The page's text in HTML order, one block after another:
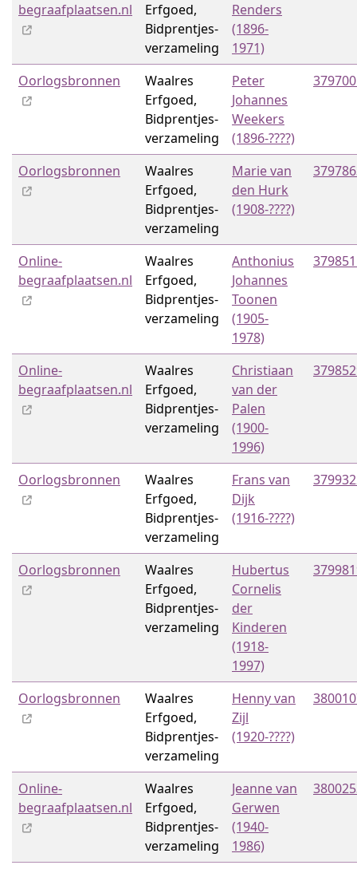
begraafplaatsen.nl
Erfgoed,
Bidprentjes­
verzameling
Renders
(1896-
1971)
Oorlogsbronnen
Waalres
Erfgoed,
Bidprentjes­
verzameling
Peter
Johannes
Weekers
(1896-????)
Oorlogsbronnen
Waalres
Erfgoed,
Bidprentjes­
verzameling
Marie van
den Hurk
(1908-????)
Online-
begraafplaatsen.nl
Waalres
Erfgoed,
Bidprentjes­
verzameling
Anthonius
Johannes
Toonen
(1905-
1978)
Online-
begraafplaatsen.nl
Waalres
Erfgoed,
Bidprentjes­
verzameling
Christiaan
van der
Palen
(1900-
1996)
Oorlogsbronnen
Waalres
Erfgoed,
Bidprentjes­
verzameling
Frans van
Dijk
(1916-????)
Oorlogsbronnen
Waalres
Erfgoed,
Bidprentjes­
verzameling
Hubertus
Cornelis
der
Kinderen
(1918-
1997)
Oorlogsbronnen
Waalres
Erfgoed,
Bidprentjes­
verzameling
Henny van
Zijl
(1920-????)
Online-
begraafplaatsen.nl
Waalres
Erfgoed,
Bidprentjes­
verzameling
Jeanne van
Gerwen
(1940-
1986)